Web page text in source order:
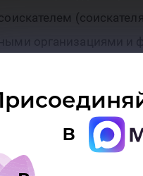
в
организациями и
и иных наград,
Федерации,
соискание премии